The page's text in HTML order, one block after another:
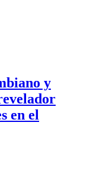
y
en el